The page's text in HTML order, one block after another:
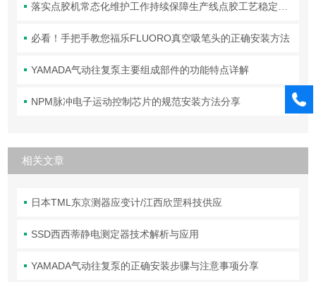
落实点胶机常态化维护工作持续保障生产线点胶工艺稳定合规
必看！手把手教您福乐FLUORO真空吸笔头的正确安装方法
YAMADA气动往复泵主要组成部件的功能特点详解
NPM脉冲电子运动控制芯片的规范安装方法分享
相关文章
日本TML东京测器应变计/江西欣罡科技供应
SSD西西蒂静电测定器技术解析与应用
YAMADA气动往复泵的正确安装步骤与注意事项分享